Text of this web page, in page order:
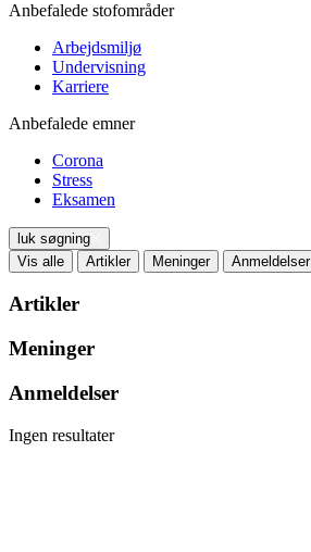
Anbefalede stofområder
Arbejdsmiljø
Undervisning
Karriere
Anbefalede emner
Corona
Stress
Eksamen
luk søgning
Vis alle
Artikler Meninger Anmeldelser
Artikler
Meninger
Anmeldelser
Ingen resultater